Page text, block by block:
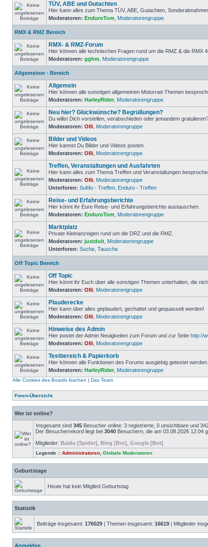
TÜV, ABE und Gutachten
Hier kann alles zum Thema TÜV, ABE, Gutachten,
Moderatoren: EnduroTom Moderatorengruppe
RMX & RMZ Bereich
RMX- & RMZ-Forum
Hier können alle technischen Fragen rund um die RMZ & die RMX
Moderatoren: gghm Moderatorengruppe
Allgemeiner - Bereich
Allgemein
Hier können alle sonstigen allgemeinen Motorrad-Themen
Moderatoren: HarleyRider, Moderatorengruppe
Neu hier? Glückwünsche? Begrüßungen?
Du willst Dich vorstellen, verabschieden oder jemandem
Moderatoren: Olli Moderatorengruppe
Bilder und Videos
Hier kannst Du Bilder und Videos posten.
Moderatoren: Olli Moderatorengruppe
Treffen, Veranstaltungen und Ausfahrten
Hier kann alles zum Thema Treffen und Veranstaltungen
Moderatoren: Olli Moderatorengruppe
Unterforen: SuMo - Treffen Enduro - Treffen
Reise- und Erfahrungsberichte
Hier könnt ihr Eure Reise- und Erfahrungsberichte austauschen.
Moderatoren: EnduroTom Moderatorengruppe
Marktplatz
Private Kleinanzeigen rund um die DRZ und die RMZ.
Moderatoren: justdoit Moderatorengruppe
Unterforen: Suche Tausche
Off Topic Bereich
Off Topic
Hier könnt ihr Euch über alle sonstigen Themen unterhalten, die
Moderatoren: Olli Moderatorengruppe
Plauderecke
Hier kann über alles geplaudert, gechattet und gequasselt werden!
Moderatoren: Olli Moderatorengruppe
Hinweise des Admin
Hier postet der Admin Neuigkeiten zum Forum und zur Seite http://
Moderatoren: Olli Moderatorengruppe
Testbereich & Papierkorb
Hier können alle Funktionen des Forums ausgiebig getestet
Moderatoren: HarleyRider, Moderatorengruppe
Alle Cookies des Boards löschen | Das Team
Foren-Übersicht
Wer ist online?
Insgesamt sind 345 Besucher online: 3 registrierte, 0 unsichtbare und
Der Besucherrekord liegt bei 3040 Besuchern, die am 03.08.2026 12:04
Mitglieder: Baidu [Spider] Bing [Bot] Google [Bot]
Legende :: Administratoren Globale Moderatoren
Geburtstage
Heute hat kein Mitglied Geburtstag
Statistik
Beiträge insgesamt: 176029 | Themen insgesamt: 16619 | Mitglieder
Anmelden